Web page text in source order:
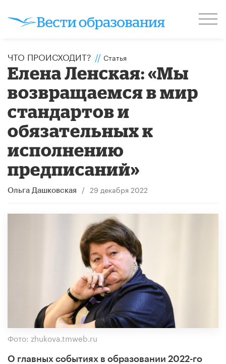
ЧТО ПРОИСХОДИТ? // Статья
Елена Ленская: «Мы
возвращаемся в мир
стандартов и
обязательных к
исполнению
предписаний»
Ольга Дашковская / 29 декабря 2022
Фото: zhukova.tmweb.ru
О главных событиях в образовании 2022-го